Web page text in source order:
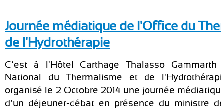
Journée médiatique de l'Office du
de l'Hydrothérapie
C’est à l'Hôtel Carthage Thalasso
National du Thermalisme et de
organisé le 2 Octobre 2014 une journée
d’un déjeuner-débat en présence du ministre